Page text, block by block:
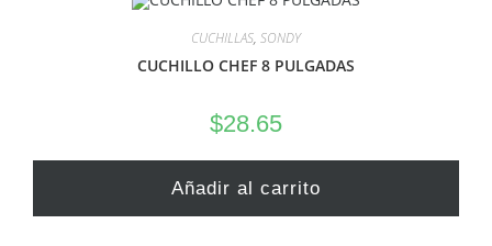
CUCHILLAS, SONDY
CUCHILLO CHEF 8 PULGADAS
$28.65
Añadir al carrito